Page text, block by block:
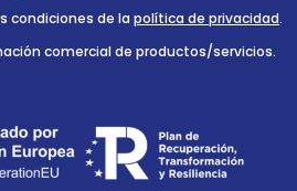
condiciones de la política de privacidad.
comercial de productos/servicios.